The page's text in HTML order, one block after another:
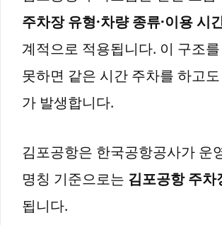
주차장 유형·차량 종류·이용 시
계적으로 적용됩니다. 이 구조
못하면 같은 시간 주차를 하고
가 발생합니다.
김포공항은 한국공항공사가 운
명칭 기준으로는 김포공항 주차
됩니다.